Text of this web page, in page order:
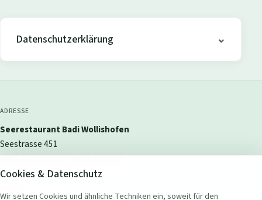
Datenschutzerklärung
ADRESSE
Seerestaurant Badi Wollishofen
Seestrasse 451
8038 Zürich Wollishofen, Schweiz
Cookies & Datenschutz
Wir setzen Cookies und ähnliche Techniken ein, soweit für den